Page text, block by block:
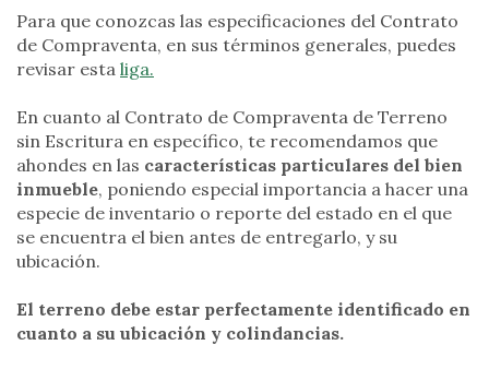
Para que conozcas las especificaciones del Contrato
de Compraventa, en sus términos generales, puedes
revisar esta liga.
En cuanto al Contrato de Compraventa de Terreno
sin Escritura en específico, te recomendamos que
ahondes en las características particulares del bien
inmueble, poniendo especial importancia a hacer una
especie de inventario o reporte del estado en el que
se encuentra el bien antes de entregarlo, y su
ubicación.
El terreno debe estar perfectamente identificado en
cuanto a su ubicación y colindancias.